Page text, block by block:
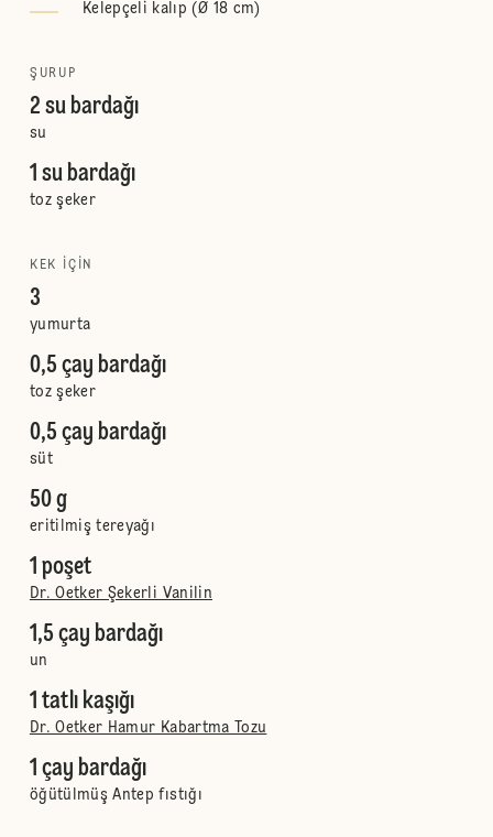
Kelepçeli kalıp (Ø 18 cm)
ŞURUP
2 su bardağı
su
1 su bardağı
toz şeker
KEK IÇIN
3
yumurta
0,5 çay bardağı
toz şeker
0,5 çay bardağı
süt
50 g
eritilmiş tereyağı
1 poşet
Dr. Oetker Şekerli Vanilin
1,5 çay bardağı
un
1 tatlı kaşığı
Dr. Oetker Hamur Kabartma Tozu
1 çay bardağı
öğütülmüş Antep fıstığı